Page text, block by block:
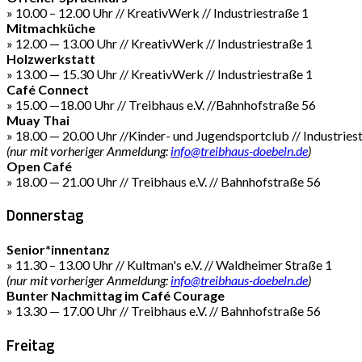
» 10.00 – 12.00 Uhr // KreativWerk // Industriestraße 1
Mitmachküche
» 12.00 — 13.00 Uhr // KreativWerk // Industriestraße 1
Holzwerkstatt
» 13.00 — 15.30 Uhr // KreativWerk // Industriestraße 1
Café Connect
» 15.00 —18.00 Uhr // Treibhaus e.V. //Bahnhofstraße 56
Muay Thai
» 18.00 — 20.00 Uhr //Kinder- und Jugendsportclub //
(nur mit vorheriger Anmeldung: info@treibhaus-doebeln.de)
Open Café
» 18.00 — 21.00 Uhr // Treibhaus e.V. // Bahnhofstraße 56
Donnerstag
Senior*innentanz
» 11.30 – 13.00 Uhr // Kultman's e.V. // Waldheimer Straße 1
(nur mit vorheriger Anmeldung: info@treibhaus-doebeln.de)
Bunter Nachmittag im Café Courage
» 13.30 — 17.00 Uhr // Treibhaus e.V. // Bahnhofstraße 56
Freitag